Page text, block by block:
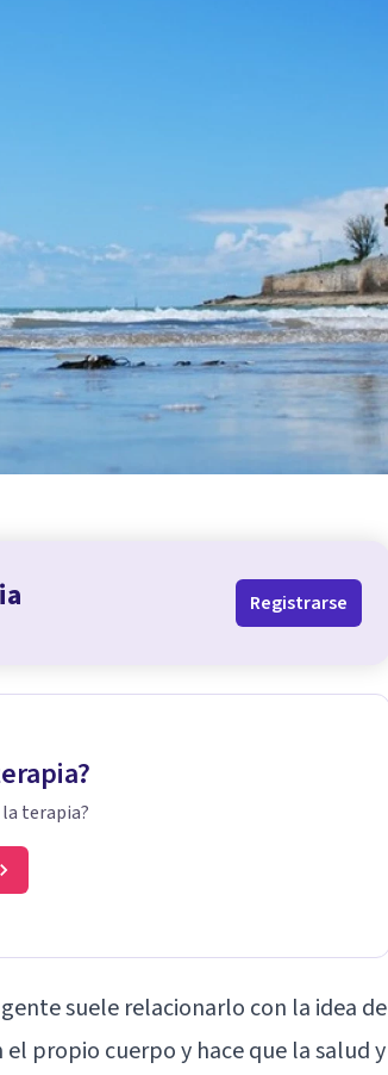
Registrarse
terapia?
suele relacionarlo con la idea de
propio cuerpo y hace que la salud y